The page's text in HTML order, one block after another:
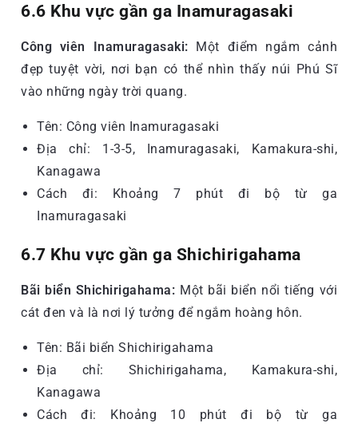
6.6 Khu vực gần ga Inamuragasaki
Công viên Inamuragasaki: Một điểm ngắm cảnh
đẹp tuyệt vời, nơi bạn có thể nhìn thấy núi Phú Sĩ
vào những ngày trời quang.
Tên: Công viên Inamuragasaki
Địa chỉ: 1-3-5, Inamuragasaki, Kamakura-shi,
Kanagawa
Cách đi: Khoảng 7 phút đi bộ từ ga
Inamuragasaki
6.7 Khu vực gần ga Shichirigahama
Bãi biển Shichirigahama: Một bãi biển nổi tiếng với
cát đen và là nơi lý tưởng để ngắm hoàng hôn.
Tên: Bãi biển Shichirigahama
Địa chỉ: Shichirigahama, Kamakura-shi,
Kanagawa
Cách đi: Khoảng 10 phút đi bộ từ ga